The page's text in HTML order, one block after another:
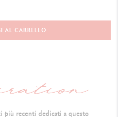
AL CARRELLO
recenti dedicati a questo